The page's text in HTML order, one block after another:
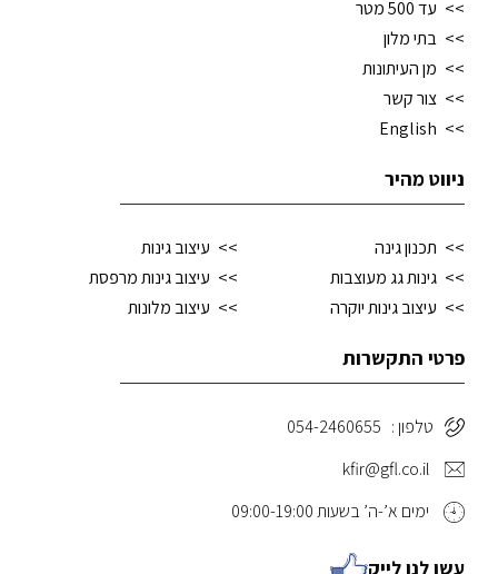
עד 500 מטר
בתי מלון
מן העיתונות
צור קשר
English
ניווט מהיר
תכנון גינה
עיצוב גינות
גינות גג מעוצבות
עיצוב גינות מרפסת
עיצוב גינות יוקרה
עיצוב מלונות
פרטי התקשרות
טלפון : 054-2460655
ימים א’-ה’ בשעות 09:00-19:00
עשו לנו לייק